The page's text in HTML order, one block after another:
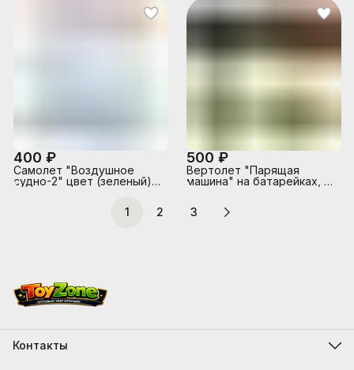
400 ₽
Самолет "Воздушное
судно-2" цвет (зеленый),
500 ₽
Вертолет "Парящая
машина" на батарейках, с
1
2 3
Контакты